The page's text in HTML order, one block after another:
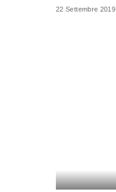
22 Settembre 2019